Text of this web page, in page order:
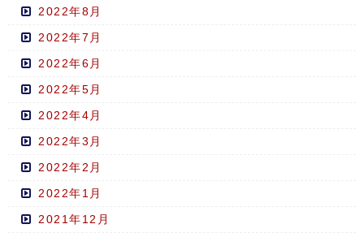
2022年8月
2022年7月
2022年6月
2022年5月
2022年4月
2022年3月
2022年2月
2022年1月
2021年12月